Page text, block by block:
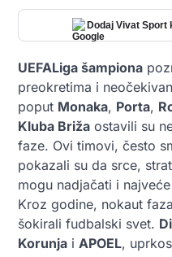
Dodaj Vivat Sport
UEFALiga šampiona
preokretima i
poput Monaka, Porta,
Kluba Briža ostavili su
faze. Ovi timovi, često
pokazali su da srce,
mogu nadjačati i
Kroz godine, nokaut
šokirali fudbalski svet.
Korunja i APOEL,